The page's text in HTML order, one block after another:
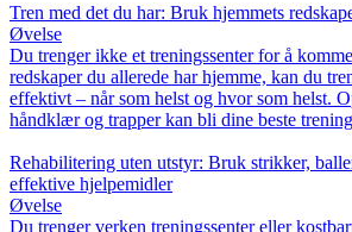
Tren med det du har: Bruk hjemmets
Øvelse
Du trenger ikke et treningssenter for å
redskaper du allerede har hjemme, kan du
effektivt – når som helst og hvor som helst.
håndklær og trapper kan bli dine beste
Rehabilitering uten utstyr: Bruk strikker,
effektive hjelpemidler
Øvelse
Du trenger verken treningssenter eller